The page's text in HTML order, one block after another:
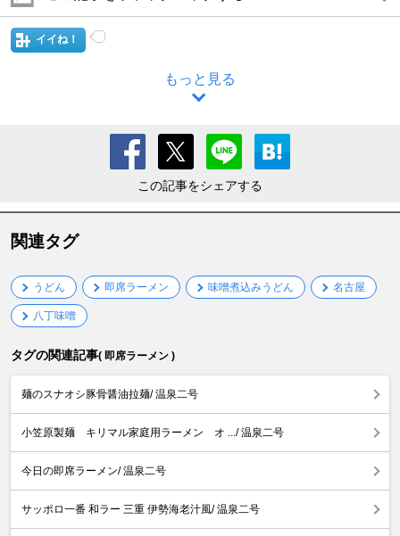
イイね！
もっと見る
この記事をシェアする
関連タグ
うどん 即席ラーメン 味噌煮込みうどん 名古屋
八丁味噌
タグの関連記事( 即席ラーメン )
麺のスナオシ豚骨醤油拉麺/ 温泉二号
小笠原製麺 キリマル家庭用ラーメン オ .../ 温泉二号
今日の即席ラーメン/ 温泉二号
サッポロ一番 和ラー 三重 伊勢海老汁風/ 温泉二号